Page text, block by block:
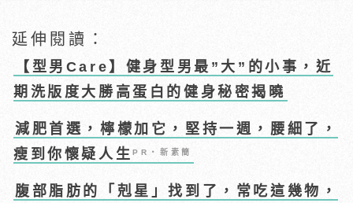
延伸閱讀：
【型男Care】健身型男最”大”的小事，近
期洗版度大勝高蛋白的健身秘密揭曉
減肥首選，檸檬加它，堅持一週，腰細了，
瘦到你懷疑人生PR・新素簡
腹部脂肪的「剋星」找到了，常吃這幾物，